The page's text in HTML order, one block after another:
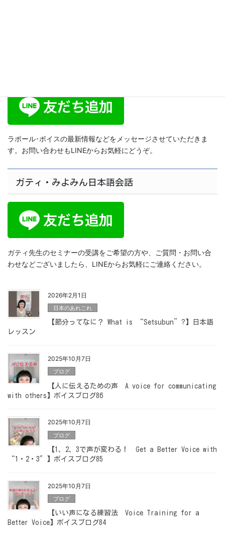
ラポール･ボイスの最新情報などをメッセージさせていただきま
す。お問い合わせもLINEからお気軽にどうぞ。
ガティ・みよみん日本語会話
ガティ先生のセミナーの受講をご希望の方や、ご質問・お問い合
わせなどございましたら、LINEからお気軽にご連絡ください。
2026年2月1日
日本のあれこれ
【節分ってなに？ What is “Setsubun”?】日本語
レッスン
2025年10月7日
ブログ
【人に伝えるための声 A voice for communicating
with others】ボイスブログ86
2025年10月7日
ブログ
【1、2、3で声が変わる！ Get a Better Voice with
“1・2・3″】ボイスブログ85
2025年10月7日
ブログ
【いい声になる練習法 Voice Training for a
Better Voice】ボイスブログ84